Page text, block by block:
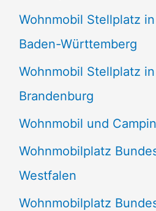
Wohnmobil Stellplatz
Baden-Württemberg
Wohnmobil Stellplatz
Brandenburg
Wohnmobil und
Wohnmobilplatz
Westfalen
Wohnmobilplatz